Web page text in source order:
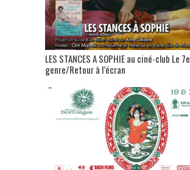
LES STANCES A SOPHIE au ciné-club Le 7e
genre/Retour à l’écran